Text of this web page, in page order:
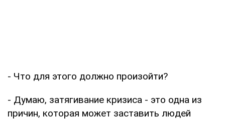
- Что для этого должно произойти?
- Думаю, затягивание кризиса - это одна из
причин, которая может заставить людей